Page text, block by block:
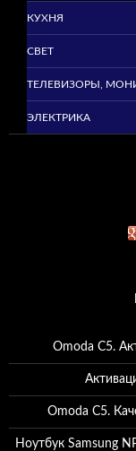
КУХНЯ
СВЕТ
ТЕЛЕВИЗОРЫ,
ЭЛЕКТРИКА
Omoda C5.
Omoda C5.
Ноутбук Samsung